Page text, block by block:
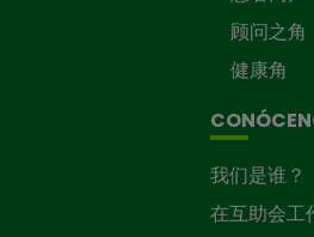
顾问之角
健康角
我们是谁？
在互助会工